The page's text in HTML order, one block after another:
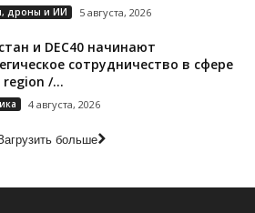
дроны и ИИ 5 августа, 2026
и DEC40 начинают
сотрудничество в сфере
/...
4 августа, 2026
больше